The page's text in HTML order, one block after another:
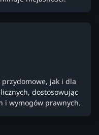
jak i dla
dostosowując
i wymogów prawnych.